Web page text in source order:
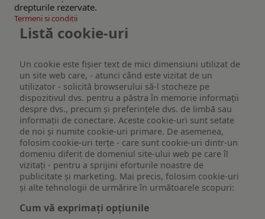
drepturile rezervate.
Termeni si conditii
Listă cookie-uri
Un cookie este fişier text de mici dimensiuni utilizat de
un site web care, - atunci când este vizitat de un
utilizator - solicită browserului să-l stocheze pe
dispozitivul dvs. pentru a păstra în memorie informații
despre dvs., precum și preferințele dvs. de limbă sau
informații de conectare. Aceste cookie-uri sunt setate
de noi și numite cookie-uri primare. De asemenea,
folosim cookie-uri terțe - care sunt cookie-uri dintr-un
domeniu diferit de domeniul site-ului web pe care îl
vizitați - pentru a sprijini eforturile noastre de
publicitate și marketing. Mai precis, folosim cookie-uri
și alte tehnologii de urmărire în următoarele scopuri:
Cum vă exprimați opțiunile